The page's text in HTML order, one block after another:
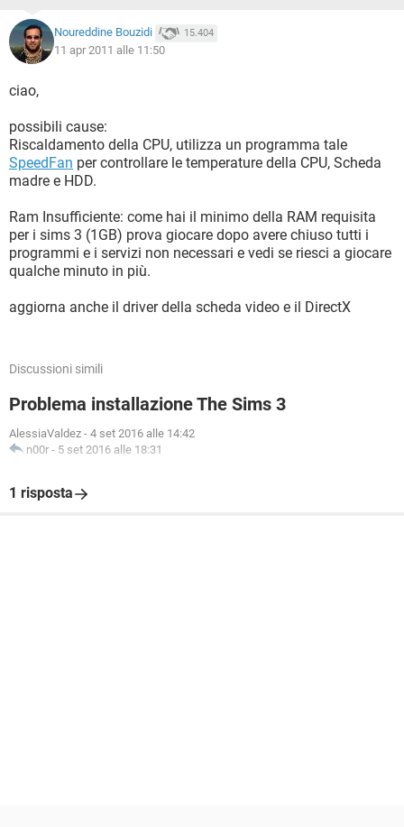
Noureddine Bouzidi 15.404
11 apr 2011 alle 11:50
ciao,
possibili cause:
Riscaldamento della CPU, utilizza un programma tale
SpeedFan per controllare le temperature della CPU, Scheda
madre e HDD.
Ram Insufficiente: come hai il minimo della RAM requisita
per i sims 3 (1GB) prova giocare dopo avere chiuso tutti i
programmi e i servizi non necessari e vedi se riesci a giocare
qualche minuto in più.
aggiorna anche il driver della scheda video e il DirectX
Discussioni simili
Problema installazione The Sims 3
AlessiaValdez - 4 set 2016 alle 14:42
n00r - 5 set 2016 alle 18:31
1 risposta